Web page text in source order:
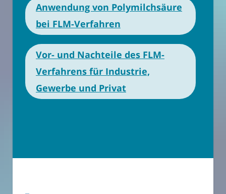
Anwendung von Polymilchsäure
bei FLM-Verfahren
Vor- und Nachteile des FLM-
Verfahrens für Industrie,
Gewerbe und Privat